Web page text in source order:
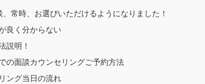
常時、お選びいただけるようになりました！
良く分からない
説明！
の面談カウンセリングご予約方法
ング当日の流れ